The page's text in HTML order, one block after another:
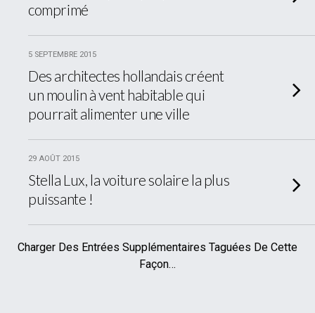
comprimé
5 SEPTEMBRE 2015
Des architectes hollandais créent
un moulin à vent habitable qui
pourrait alimenter une ville
29 AOÛT 2015
Stella Lux, la voiture solaire la plus
puissante !
Charger Des Entrées Supplémentaires Taguées De Cette
Façon…